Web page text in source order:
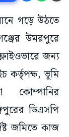
গড়ে উঠতে
উমরপুরে
জন্য
কর্তৃপক্ষ, ভূমি
কোম্পানির
ডিএসপি
জমিতে কাজ